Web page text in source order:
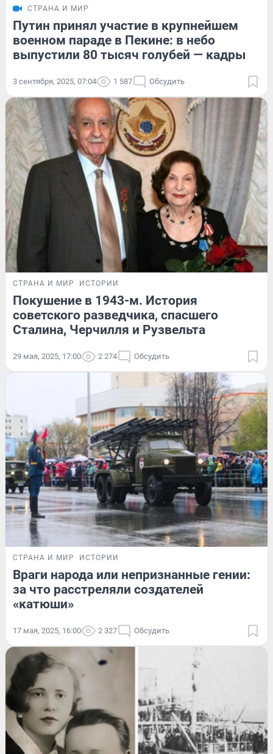
СТРАНА И МИР
Путин принял участие в крупнейшем
военном параде в Пекине: в небо
выпустили 80 тысяч голубей — кадры
3 сентября, 2025, 07:04 1 587 Обсудить
СТРАНА И МИР ИСТОРИИ
Покушение в 1943-м. История
советского разведчика, спасшего
Сталина, Черчилля и Рузвельта
29 мая, 2025, 17:00 2 274 Обсудить
СТРАНА И МИР ИСТОРИИ
Враги народа или непризнанные гении:
за что расстреляли создателей
«катюши»
17 мая, 2025, 16:00 2 327 Обсудить